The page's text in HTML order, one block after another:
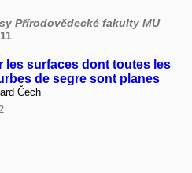
Přírodovědecké fakulty MU
les surfaces dont toutes les
de segre sont planes
Čech